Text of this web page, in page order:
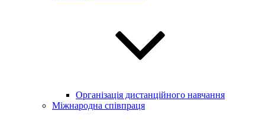
Організація дистанційного навчання
Міжнародна співпраця